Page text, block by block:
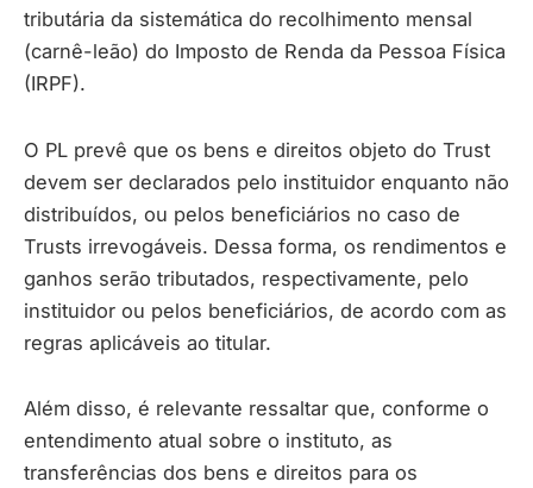
tributária da sistemática do recolhimento mensal
(carnê-leão) do Imposto de Renda da Pessoa Física
(IRPF).
O PL prevê que os bens e direitos objeto do Trust
devem ser declarados pelo instituidor enquanto não
distribuídos, ou pelos beneficiários no caso de
Trusts irrevogáveis. Dessa forma, os rendimentos e
ganhos serão tributados, respectivamente, pelo
instituidor ou pelos beneficiários, de acordo com as
regras aplicáveis ao titular.
Além disso, é relevante ressaltar que, conforme o
entendimento atual sobre o instituto, as
transferências dos bens e direitos para os